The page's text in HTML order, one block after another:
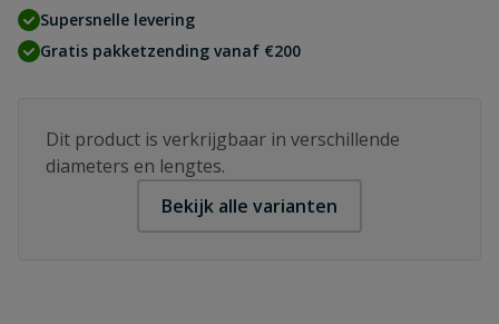
Supersnelle levering
Gratis pakketzending vanaf €200
Dit product is verkrijgbaar in verschillende
diameters en lengtes.
Bekijk alle varianten